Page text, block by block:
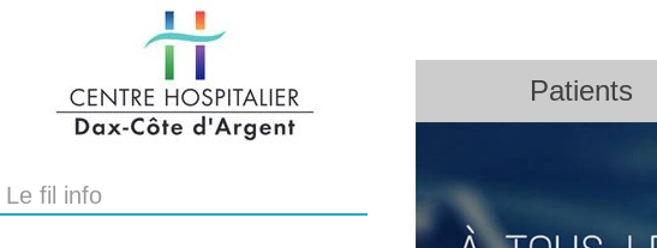
Le fil info
Patients